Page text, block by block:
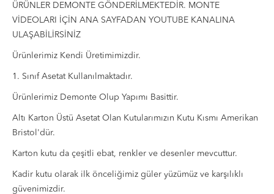
ÜRÜNLER DEMONTE GÖNDERİLMEKTEDİR. MONTE
VİDEOLARI İÇİN ANA SAYFADAN YOUTUBE KANALINA
ULAŞABİLİRSİNİZ
Ürünlerimiz Kendi Üretimimizdir.
1. Sınıf Asetat Kullanılmaktadır.
Ürünlerimiz Demonte Olup Yapımı Basittir.
Altı Karton Üstü Asetat Olan Kutularımızın Kutu Kısmı Amerikan
Bristol'dür.
Karton kutu da çeşitli ebat, renkler ve desenler mevcuttur.
Kadir kutu olarak ilk önceliğimiz güler yüzümüz ve karşılıklı
güvenimizdir.